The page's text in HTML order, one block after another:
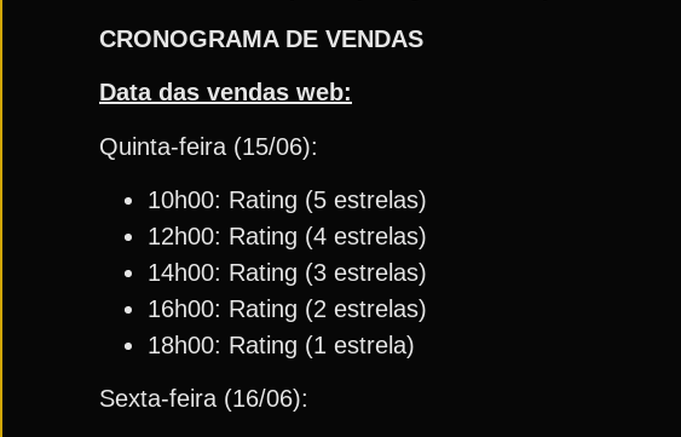
CRONOGRAMA DE VENDAS
Data das vendas web:
Quinta-feira (15/06):
10h00: Rating (5 estrelas)
12h00: Rating (4 estrelas)
14h00: Rating (3 estrelas)
16h00: Rating (2 estrelas)
18h00: Rating (1 estrela)
Sexta-feira (16/06):